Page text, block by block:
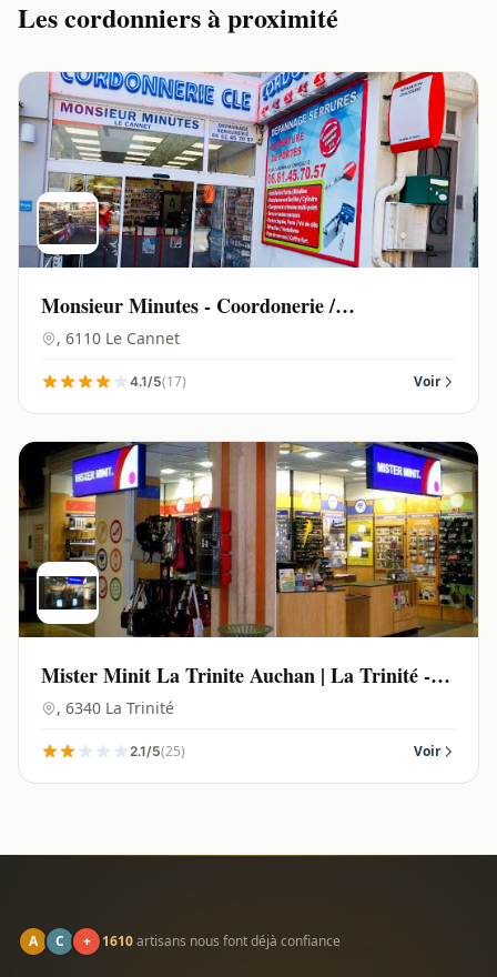
Les cordonniers à proximité
Monsieur Minutes - Coordonerie /
Reproduction Clés | Le Cannet - 06110
, 6110 Le Cannet
4.1/5(17) Voir
Mister Minit La Trinite Auchan | La Trinité -
06340
, 6340 La Trinité
2.1/5(25) Voir
A C + 1610artisans nous font déjà confiance